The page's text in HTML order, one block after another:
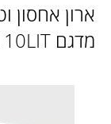
מדגם JK110LIT